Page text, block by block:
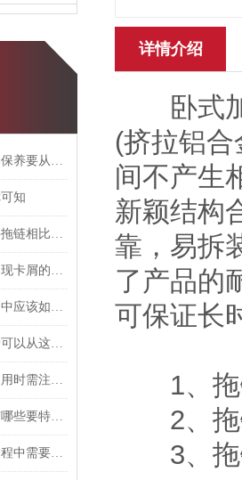
数控机床磁性式排屑机的保养要从哪几个方面进行呢？
知
数控机床钢制拖链与塑料拖链相比具有什么区别？
数控机床链板式排屑机出现卡屑的原因及处理方法说明
数控机床钢铝拖链在日常中应该如何有效维护？
选购立式加工中心外防护可以从这5点分辨好坏
立式加工中心排屑机在使用时需注意些什么事项？
塑料拖链应用在机床上有哪些要特别注意的呢？
数控机床钢制拖链使用过程中需要做哪些维护工作呢？
详情介绍
卧式加
(挤拉铝
间不产生
新颖结构
靠，易拆
了产品的
可保证长
1、拖
2、拖链
3、拖